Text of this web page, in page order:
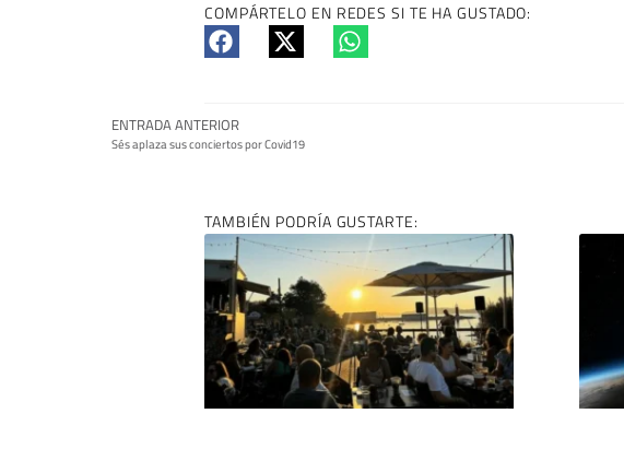
COMPÁRTELO EN REDES SI TE HA GUSTADO:
ENTRADA ANTERIOR
Sés aplaza sus conciertos por Covid19
TAMBIÉN PODRÍA GUSTARTE: